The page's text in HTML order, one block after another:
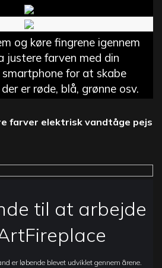
og køre fingrene igennem
justere farven med din
for at skabe
er røde, blå, grønne osv.
farver elektrisk vandtåge pejs
til at arbejde
er løbende blevet udviklet gennem årene.